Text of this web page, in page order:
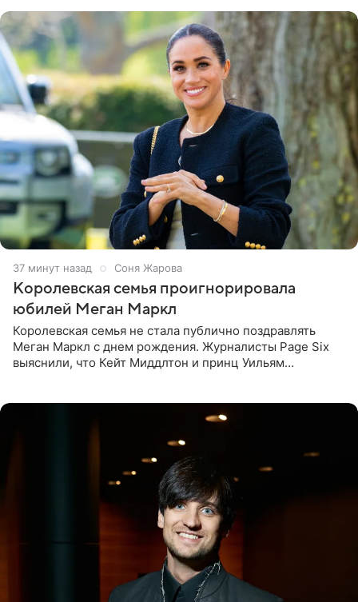
37 минут назад Соня Жарова
Королевская семья проигнорировала
юбилей Меган Маркл
Королевская семья не стала публично поздравлять
Меган Маркл с днем рождения. Журналисты Page Six
выяснили, что Кейт Миддлтон и принц Уильям